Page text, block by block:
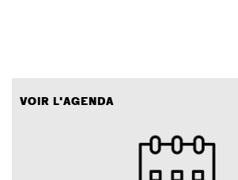
VOIR L'AGENDA